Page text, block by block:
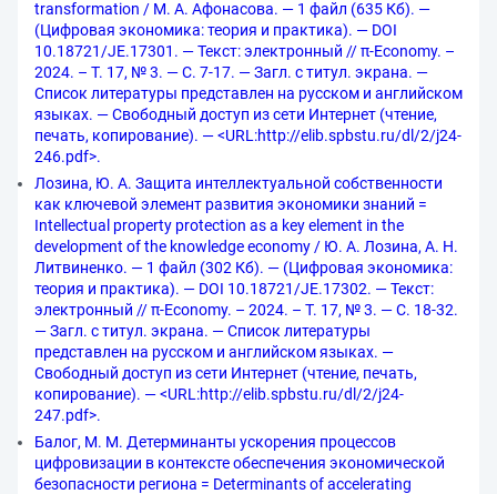
transformation / М. А. Афонасова. — 1 файл (635 Кб). —
(Цифровая экономика: теория и практика). — DOI
10.18721/JE.17301. — Текст: электронный // π-Economy. –
2024. – Т. 17, № 3. — С. 7-17. — Загл. с титул. экрана. —
Список литературы представлен на русском и английском
языках. — Свободный доступ из сети Интернет (чтение,
печать, копирование). — <URL:http://elib.spbstu.ru/dl/2/j24-
246.pdf>.
Лозина, Ю. А. Защита интеллектуальной собственности
как ключевой элемент развития экономики знаний =
Intellectual property protection as a key element in the
development of the knowledge economy / Ю. А. Лозина, А. Н.
Литвиненко. — 1 файл (302 Кб). — (Цифровая экономика:
теория и практика). — DOI 10.18721/JE.17302. — Текст:
электронный // π-Economy. – 2024. – Т. 17, № 3. — С. 18-32.
— Загл. с титул. экрана. — Список литературы
представлен на русском и английском языках. —
Свободный доступ из сети Интернет (чтение, печать,
копирование). — <URL:http://elib.spbstu.ru/dl/2/j24-
247.pdf>.
Балог, М. М. Детерминанты ускорения процессов
цифровизации в контексте обеспечения экономической
безопасности региона = Determinants of accelerating